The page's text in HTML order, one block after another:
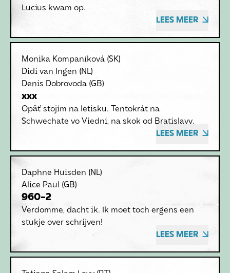
Lucius kwam op.
LEES MEER
Monika Kompaníková (SK)
Didi van Ingen (NL)
Denis Dobrovoda (GB)
xxx
Opäť stojím na letisku. Tentokrát na
Schwechate vo Viedni, na skok od Bratislavy.
LEES MEER
Daphne Huisden (NL)
Alice Paul
(GB)
960-2
Verdomme, dacht ik. Ik moet toch ergens een
stukje over schrijven!
LEES MEER